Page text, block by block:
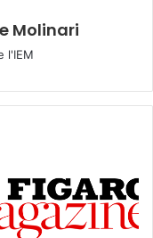
Molinari
l'IEM